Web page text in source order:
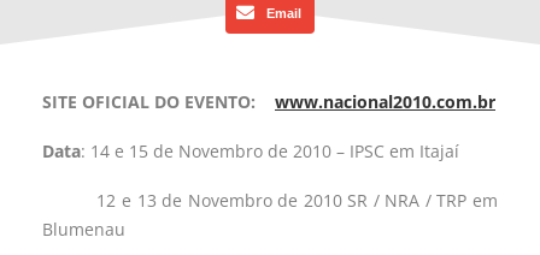
Email
SITE OFICIAL DO EVENTO: www.nacional2010.com.br
Data: 14 e 15 de Novembro de 2010 – IPSC em Itajaí
12 e 13 de Novembro de 2010 SR / NRA / TRP em
Blumenau